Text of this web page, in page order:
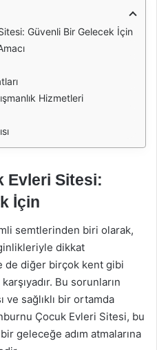
Güvenli Bir Gelecek İçin
Hizmetleri
Evleri Sitesi:
İçin
semtlerinden biri olarak,
dikkat
de diğer birçok kent gibi
Bu sorunların
ve sağlıklı bir ortamda
Çocuk Evleri Sitesi, bu
geleceğe adım atmalarına